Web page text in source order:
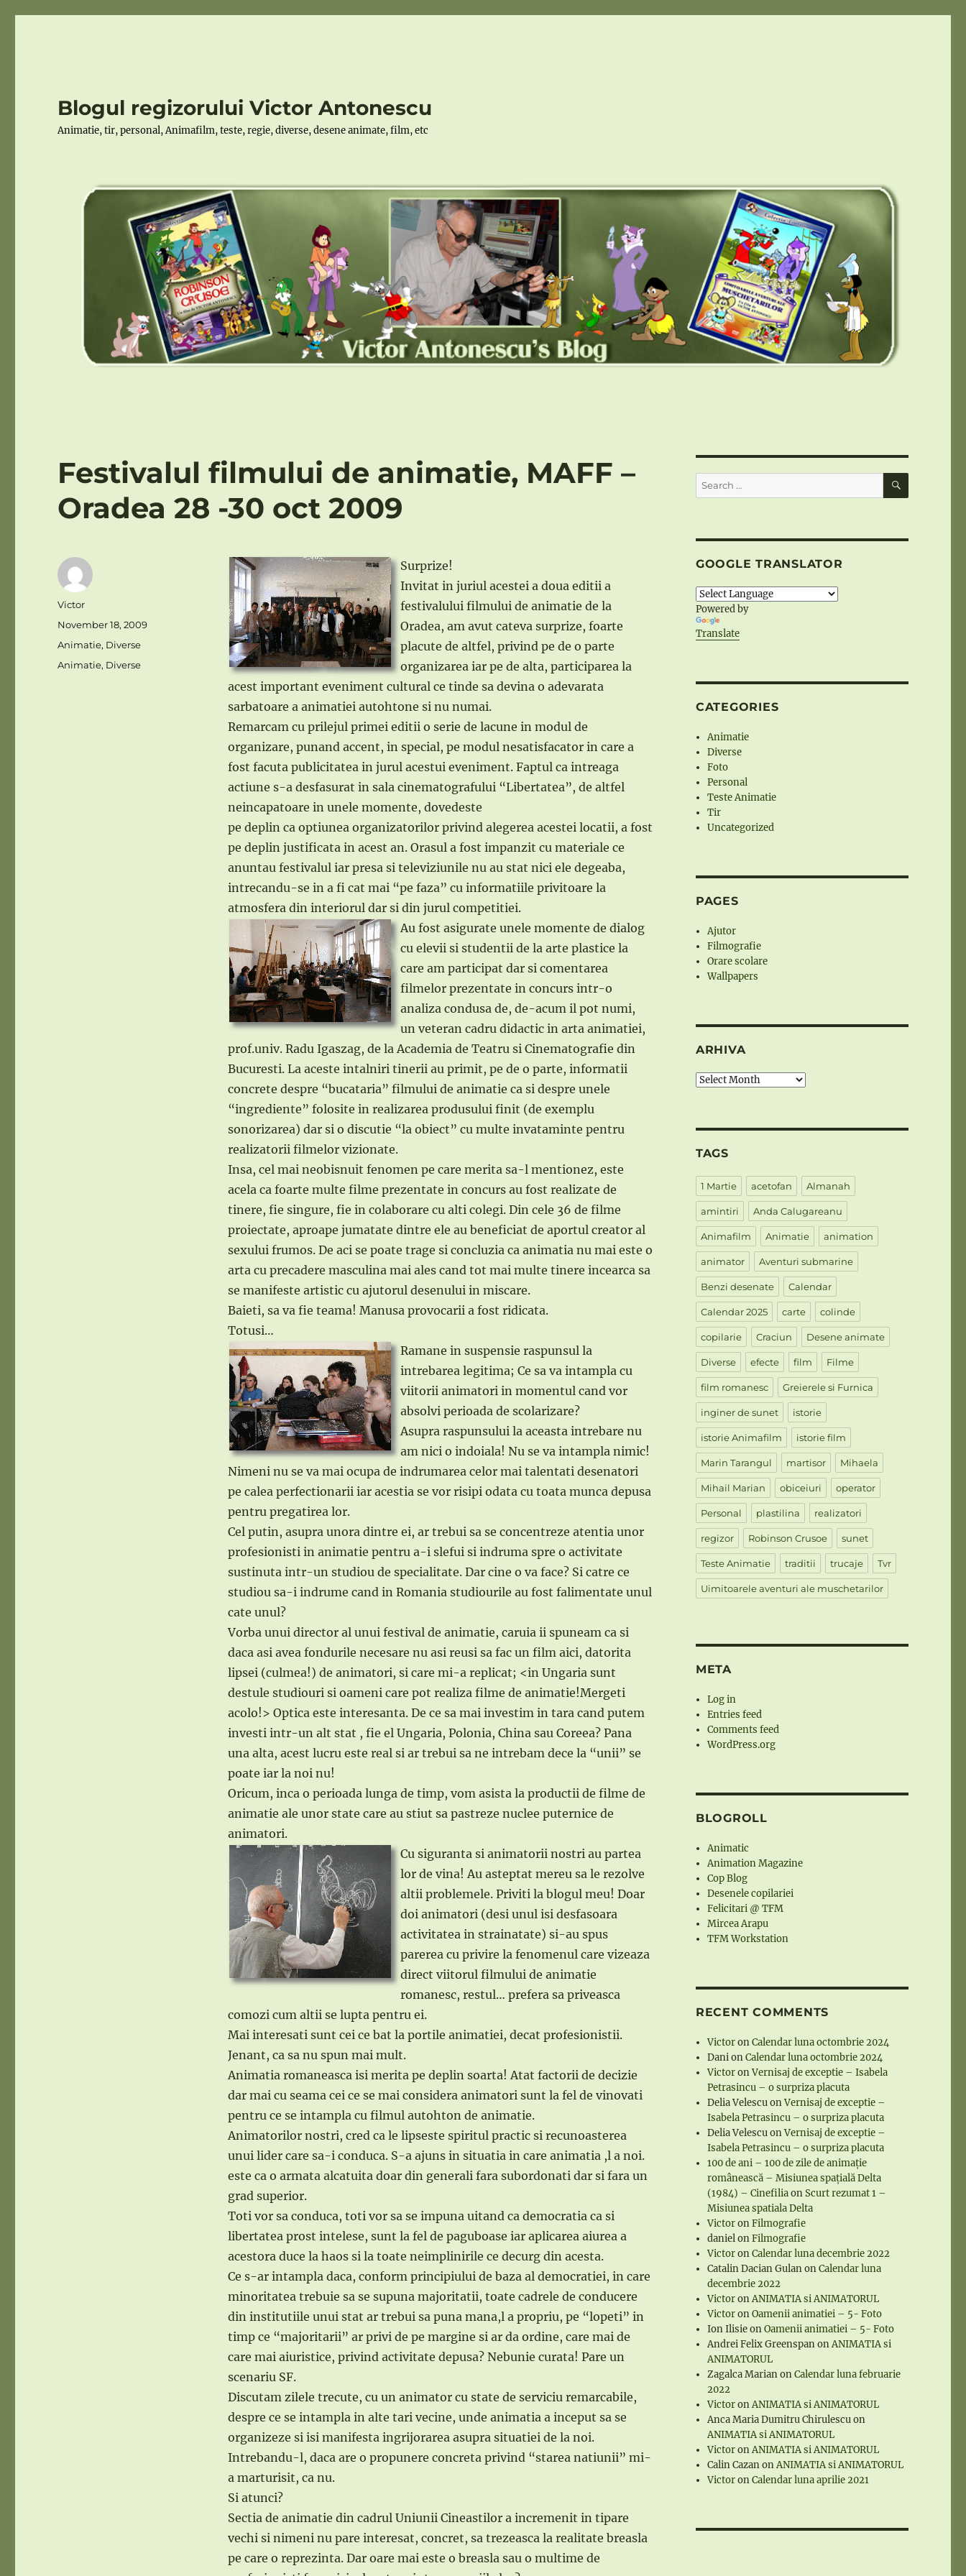
Blogul regizorului Victor Antonescu
Animatie, tir, personal, Animafilm, teste, regie, diverse, desene animate, film, etc
Festivalul filmului de animatie, MAFF –
Oradea 28 -30 oct 2009
Surprize!
Invitat in juriul acestei a doua editii a
festivalului filmului de animatie de la
Oradea, am avut cateva surprize, foarte
placute de altfel, privind pe de o parte
organizarea iar pe de alta, participarea la
acest important eveniment cultural ce tinde sa devina o adevarata
sarbatoare a animatiei autohtone si nu numai.
Remarcam cu prilejul primei editii o serie de lacune in modul de
organizare, punand accent, in special, pe modul nesatisfacator in care a
fost facuta publicitatea in jurul acestui eveniment. Faptul ca intreaga
actiune s-a desfasurat in sala cinematografului “Libertatea”, de altfel
neincapatoare in unele momente, dovedeste
pe deplin ca optiunea organizatorilor privind alegerea acestei locatii, a fost
pe deplin justificata in acest an. Orasul a fost impanzit cu materiale ce
anuntau festivalul iar presa si televiziunile nu au stat nici ele degeaba,
intrecandu-se in a fi cat mai “pe faza” cu informatiile privitoare la
atmosfera din interiorul dar si din jurul competitiei.
Au fost asigurate unele momente de dialog
cu elevii si studentii de la arte plastice la
care am participat dar si comentarea
filmelor prezentate in concurs intr-o
analiza condusa de, de-acum il pot numi,
un veteran cadru didactic in arta animatiei,
prof.univ. Radu Igaszag, de la Academia de Teatru si Cinematografie din
Bucuresti. La aceste intalniri tinerii au primit, pe de o parte, informatii
concrete despre “bucataria” filmului de animatie ca si despre unele
“ingrediente” folosite in realizarea produsului finit (de exemplu
sonorizarea) dar si o discutie “la obiect” cu multe invataminte pentru
realizatorii filmelor vizionate.
Insa, cel mai neobisnuit fenomen pe care merita sa-l mentionez, este
acela ca foarte multe filme prezentate in concurs au fost realizate de
tinere, fie singure, fie in colaborare cu alti colegi. Din cele 36 de filme
proiectate, aproape jumatate dintre ele au beneficiat de aportul creator al
sexului frumos. De aci se poate trage si concluzia ca animatia nu mai este o
arta cu precadere masculina mai ales cand tot mai multe tinere incearca sa
se manifeste artistic cu ajutorul desenului in miscare.
Baieti, sa va fie teama! Manusa provocarii a fost ridicata.
Totusi…
Ramane in suspensie raspunsul la
intrebarea legitima; Ce sa va intampla cu
viitorii animatori in momentul cand vor
absolvi perioada de scolarizare?
Asupra raspunsului la aceasta intrebare nu
am nici o indoiala! Nu se va intampla nimic!
Nimeni nu se va mai ocupa de indrumarea celor mai talentati desenatori
pe calea perfectionarii iar acestia se vor risipi odata cu toata munca depusa
pentru pregatirea lor.
Cel putin, asupra unora dintre ei, ar trebui sa se concentreze atentia unor
profesionisti in animatie pentru a-i slefui si indruma spre o activitate
sustinuta intr-un studiou de specialitate. Dar cine o va face? Si catre ce
studiou sa-i indrume cand in Romania studiourile au fost falimentate unul
cate unul?
Vorba unui director al unui festival de animatie, caruia ii spuneam ca si
daca asi avea fondurile necesare nu asi reusi sa fac un film aici, datorita
lipsei (culmea!) de animatori, si care mi-a replicat; <in Ungaria sunt
destule studiouri si oameni care pot realiza filme de animatie!Mergeti
acolo!> Optica este interesanta. De ce sa mai investim in tara cand putem
investi intr-un alt stat , fie el Ungaria, Polonia, China sau Coreea? Pana
una alta, acest lucru este real si ar trebui sa ne intrebam dece la “unii” se
poate iar la noi nu!
Oricum, inca o perioada lunga de timp, vom asista la productii de filme de
animatie ale unor state care au stiut sa pastreze nuclee puternice de
animatori.
Cu siguranta si animatorii nostri au partea
lor de vina! Au asteptat mereu sa le rezolve
altii problemele. Priviti la blogul meu! Doar
doi animatori (desi unul isi desfasoara
activitatea in strainatate) si-au spus
parerea cu privire la fenomenul care vizeaza
direct viitorul filmului de animatie
romanesc, restul… prefera sa priveasca
comozi cum altii se lupta pentru ei.
Mai interesati sunt cei ce bat la portile animatiei, decat profesionistii.
Jenant, ca sa nu spun mai mult.
Animatia romaneasca isi merita pe deplin soarta! Atat factorii de decizie
dar mai cu seama cei ce se mai considera animatori sunt la fel de vinovati
pentru ce se intampla cu filmul autohton de animatie.
Animatorilor nostri, cred ca le lipseste spiritul practic si recunoasterea
unui lider care sa-i conduca. S-a ajuns in situatia in care animatia ,l a noi.
este ca o armata alcatuita doar din generali fara subordonati dar si fara un
grad superior.
Toti vor sa conduca, toti vor sa se impuna uitand ca democratia ca si
libertatea prost intelese, sunt la fel de paguboase iar aplicarea aiurea a
acestora duce la haos si la toate neimplinirile ce decurg din acesta.
Ce s-ar intampla daca, conform principiului de baza al democratiei, in care
minoritatea trebuie sa se supuna majoritatii, toate cadrele de conducere
din institutiile unui stat ar trebui sa puna mana,l a propriu, pe “lopeti” in
timp ce “majoritarii” ar privi de pe margine si ar da ordine, care mai de
care mai aiuristice, privind activitate depusa? Nebunie curata! Pare un
scenariu SF.
Discutam zilele trecute, cu un animator cu state de serviciu remarcabile,
despre ce se intampla in alte tari vecine, unde animatia a inceput sa se
organizeze si isi manifesta ingrijorarea asupra situatiei de la noi.
Intrebandu-l, daca are o propunere concreta privind “starea natiunii” mi-
a marturisit, ca nu.
Si atunci?
Sectia de animatie din cadrul Uniunii Cineastilor a incremenit in tipare
vechi si nimeni nu pare interesat, concret, sa trezeasca la realitate breasla
pe care o reprezinta. Dar oare mai este o breasla sau o multime de
Author
Victor
Posted
November 18, 2009
Categories
Animatie, Diverse
Tags
Animatie, Diverse
Search
for:
SEARCH
GOOGLE TRANSLATOR
Powered by
Translate
CATEGORIES
Animatie
Diverse
Foto
Personal
Teste Animatie
Tir
Uncategorized
PAGES
Ajutor
Filmografie
Orare scolare
Wallpapers
ARHIVA
Arhiva
TAGS
1 Martie acetofan Almanah
amintiri Anda Calugareanu
Animafilm Animatie animation
animator Aventuri submarine
Benzi desenate Calendar
Calendar 2025 carte colinde
copilarie Craciun Desene animate
Diverse efecte film Filme
film romanesc Greierele si Furnica
inginer de sunet istorie
istorie Animafilm istorie film
Marin Tarangul martisor Mihaela
Mihail Marian obiceiuri operator
Personal plastilina realizatori
regizor Robinson Crusoe sunet
Teste Animatie traditii trucaje Tvr
Uimitoarele aventuri ale muschetarilor
META
Log in
Entries feed
Comments feed
WordPress.org
BLOGROLL
Animatic
Animation Magazine
Cop Blog
Desenele copilariei
Felicitari @ TFM
Mircea Arapu
TFM Workstation
RECENT COMMENTS
VictoronCalendar luna octombrie 2024
DanionCalendar luna octombrie 2024
VictoronVernisaj de exceptie – Isabela
Petrasincu – o surpriza placuta
Delia VelescuonVernisaj de exceptie –
Isabela Petrasincu – o surpriza placuta
Delia VelescuonVernisaj de exceptie –
Isabela Petrasincu – o surpriza placuta
100 de ani – 100 de zile de animație
românească – Misiunea spațială Delta
(1984) – CinefiliaonScurt rezumat 1 –
Misiunea spatiala Delta
VictoronFilmografie
danielonFilmografie
VictoronCalendar luna decembrie 2022
Catalin Dacian GulanonCalendar luna
decembrie 2022
VictoronANIMATIA si ANIMATORUL
VictoronOamenii animatiei – 5- Foto
Ion IlisieonOamenii animatiei – 5- Foto
Andrei Felix GreenspanonANIMATIA si
ANIMATORUL
Zagalca MarianonCalendar luna februarie
2022
VictoronANIMATIA si ANIMATORUL
Anca Maria Dumitru Chirulescuon
ANIMATIA si ANIMATORUL
VictoronANIMATIA si ANIMATORUL
Calin CazanonANIMATIA si ANIMATORUL
VictoronCalendar luna aprilie 2021